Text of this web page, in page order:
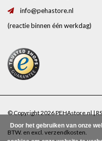
info@pehastore.nl
(reactie binnen één werkdag)
© Copyright 2026 PEHAstore.nl |
BTW. en excl. verzendkosten
Door het gebruiken van onze